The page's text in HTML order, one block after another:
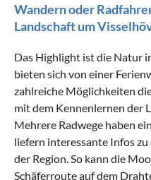
Wandern oder
Landschaft um
Das Highlight ist die Natur
bieten sich von einer
zahlreiche Möglichkeiten
mit dem Kennenlernen der
Mehrere Radwege haben
liefern interessante Infos
der Region. So kann die
Schäferroute auf dem